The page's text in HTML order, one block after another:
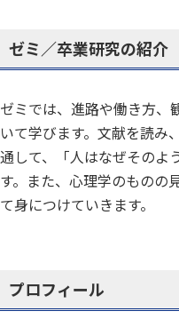
ゼミ／卒業研究の紹介
ゼミでは、進路や働き方、
いて学びます。文献を読み
通して、「人はなぜそのよ
す。また、心理学のものの
て身につけていきます。
プロフィール